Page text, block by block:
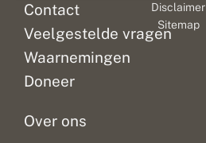
Contact
Veelgestelde vragen
Waarnemingen
Doneer
Over ons
Disclaimer
Sitemap